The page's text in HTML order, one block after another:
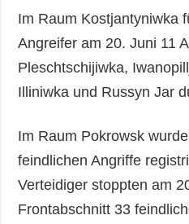
Im Raum Kostjantyniwka
Angreifer am 20. Juni 11
Pleschtschijiwka,
Illiniwka und Russyn Jar
Im Raum Pokrowsk
feindlichen Angriffe
Verteidiger stoppten am
Frontabschnitt 33